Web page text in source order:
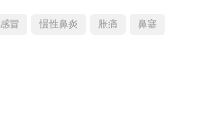
感冒 慢性鼻炎 胀痛
鼻塞